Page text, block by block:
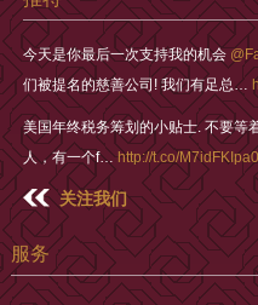
今天是你最后一次支持我的机会
们被提名的慈善公司! 我们有足总…
美国年终税务筹划的小贴士. 不要等
人，有一个f…http://t.co/M7idFKIpa0
关注我们
服务